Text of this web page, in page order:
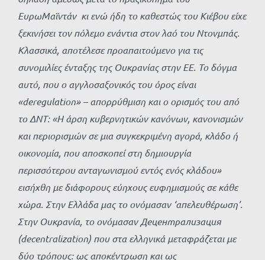
ΕυρωΜαϊντάν κι ενώ ήδη το καθεστώς του Κιέβου είχε
ξεκινήσει τον πόλεμο ενάντια στον λαό του Ντονμπάς.
Κλασσικά, αποτέλεσε προαπαιτούμενο για τις
συνομιλίες ένταξης της Ουκρανίας στην ΕΕ. Το δόγμα
αυτό, που ο αγγλοσαξονικός του όρος είναι
«deregulation» – απορρύθμιση και ο ορισμός του από
το ΔΝΤ: «Η άρση κυβερνητικών κανόνων, κανονισμών
και περιορισμών σε μια συγκεκριμένη αγορά, κλάδο ή
οικονομία, που αποσκοπεί στη δημιουργία
περισσότερου ανταγωνισμού εντός ενός κλάδου»
εισήχθη με διάφορους εύηχους ευφημισμούς σε κάθε
χώρα. Στην Ελλάδα μας το ονόμασαν ‘απελευθέρωση’.
Στην Ουκρανία, το ονόμασαν Децентрализация
(decentralization) που στα ελληνικά μεταφράζεται με
δύο τρόπους: ως αποκέντρωση και ως